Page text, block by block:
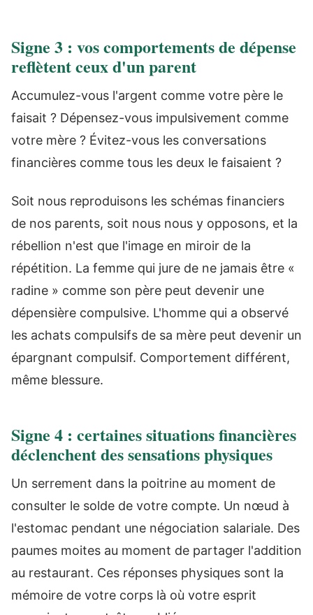
Signe 3 : vos comportements de dépense
reflètent ceux d'un parent
Accumulez-vous l'argent comme votre père le
faisait ? Dépensez-vous impulsivement comme
votre mère ? Évitez-vous les conversations
financières comme tous les deux le faisaient ?
Soit nous reproduisons les schémas financiers
de nos parents, soit nous nous y opposons, et la
rébellion n'est que l'image en miroir de la
répétition. La femme qui jure de ne jamais être «
radine » comme son père peut devenir une
dépensière compulsive. L'homme qui a observé
les achats compulsifs de sa mère peut devenir un
épargnant compulsif. Comportement différent,
même blessure.
Signe 4 : certaines situations financières
déclenchent des sensations physiques
Un serrement dans la poitrine au moment de
consulter le solde de votre compte. Un nœud à
l'estomac pendant une négociation salariale. Des
paumes moites au moment de partager l'addition
au restaurant. Ces réponses physiques sont la
mémoire de votre corps là où votre esprit